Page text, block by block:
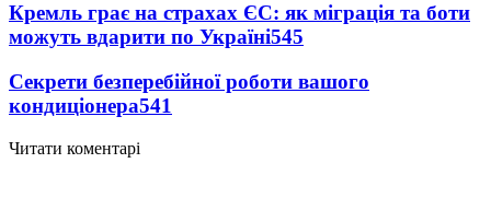
Кремль грає на страхах ЄС: як міграція та боти
можуть вдарити по Україні545
Секрети безперебійної роботи вашого
кондиціонера541
Читати коментарі